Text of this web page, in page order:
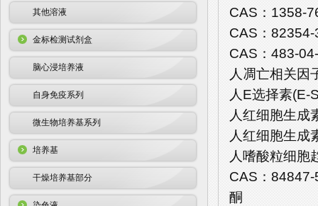
其他溶液
金标检测试剂盒
脑心浸培养液
自身免疫系列
微生物培养基系列
培养基
干燥培养基部分
CAS：1358-
CAS：
CAS：483-
人凋亡相关因
人E选择素(E-
人红细胞生成
人红细胞生成
人嗜酸粒细胞
CAS：
酮